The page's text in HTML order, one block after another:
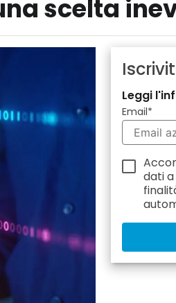
scelta
Leggi
Email*
dati a